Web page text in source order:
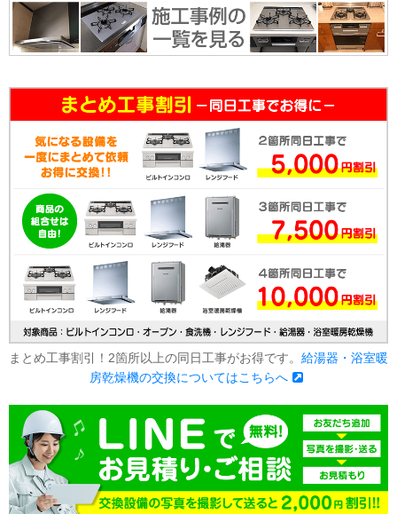
まとめ工事割引！2箇所以上の同日工事がお得です。 給湯器・浴室暖
房乾燥機の交換についてはこちらへ